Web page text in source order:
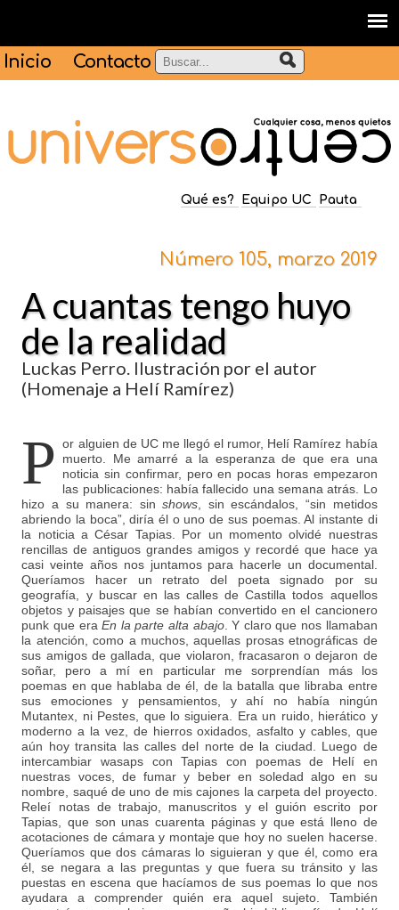
Inicio Contacto
Qué es? Equipo UC Pauta
Número 105, marzo 2019
A cuantas tengo huyo
de la realidad
Luckas Perro. Ilustración por el autor
(Homenaje a Helí Ramírez)
P or alguien de UC me llegó el rumor, Helí Ramírez había
muerto. Me amarré a la esperanza de que era una
noticia sin confirmar, pero en pocas horas empezaron
las publicaciones: había fallecido una semana atrás. Lo
hizo a su manera: sinshows , sin escándalos, “sin metidos
abriendo la boca”, diría él o uno de sus poemas. Al instante di
la noticia a César Tapias. Por un momento olvidé nuestras
rencillas de antiguos grandes amigos y recordé que hace ya
casi veinte años nos juntamos para hacerle un documental.
Queríamos hacer un retrato del poeta signado por su
geografía, y buscar en las calles de Castilla todos aquellos
objetos y paisajes que se habían convertido en el cancionero
punk que eraEn la parte alta abajo. Y claro que nos llamaban
la atención, como a muchos, aquellas prosas etnográficas de
sus amigos de gallada, que violaron, fracasaron o dejaron de
soñar, pero a mí en particular me sorprendían más los
poemas en que hablaba de él, de la batalla que libraba entre
sus emociones y pensamientos, y ahí no había ningún
Mutantex, ni Pestes, que lo siguiera. Era un ruido, hierático y
moderno a la vez, de hierros oxidados, asfalto y cables, que
aún hoy transita las calles del norte de la ciudad. Luego de
intercambiar wasaps con Tapias con poemas de Helí en
nuestras voces, de fumar y beber en soledad algo en su
nombre, saqué de uno de mis cajones la carpeta del proyecto.
Releí notas de trabajo, manuscritos y el guión escrito por
Tapias, que son unas cuarenta páginas y que está lleno de
acotaciones de cámara y montaje que hoy no suelen hacerse.
Queríamos que dos cámaras lo siguieran y que él, como era
él, se negara a las preguntas y que fuera su tránsito y las
puestas en escena que hacíamos de sus poemas lo que nos
ayudara a comprender quién era aquel sujeto. También